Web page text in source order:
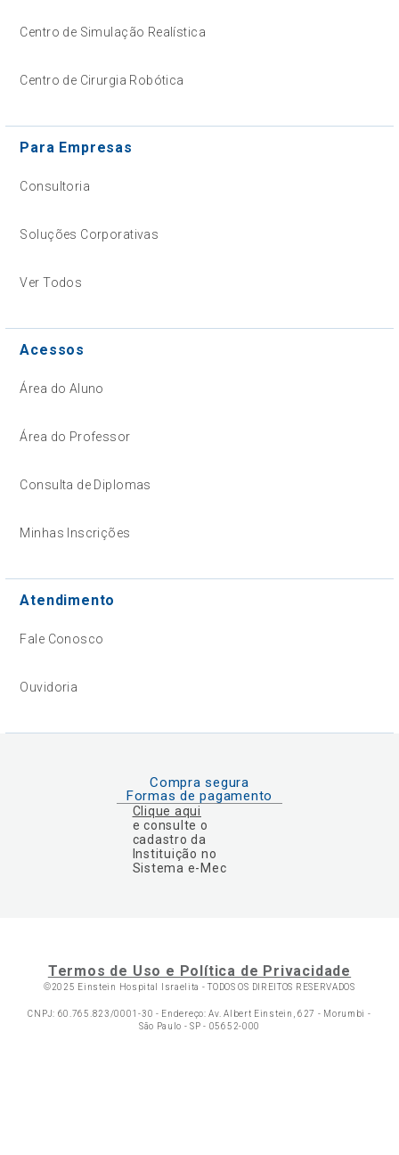
Centro de Simulação Realística
Centro de Cirurgia Robótica
Para Empresas
Consultoria
Soluções Corporativas
Ver Todos
Acessos
Área do Aluno
Área do Professor
Consulta de Diplomas
Minhas Inscrições
Atendimento
Fale Conosco
Ouvidoria
Compra segura
Formas de pagamento
Clique aqui
e consulte o
cadastro da
Instituição no
Sistema e-Mec
Termos de Uso e Política de Privacidade
©2025 Einstein Hospital Israelita - TODOS OS DIREITOS RESERVADOS
CNPJ: 60.765.823/0001-30 - Endereço: Av. Albert Einstein, 627 - Morumbi -
São Paulo - SP - 05652-000